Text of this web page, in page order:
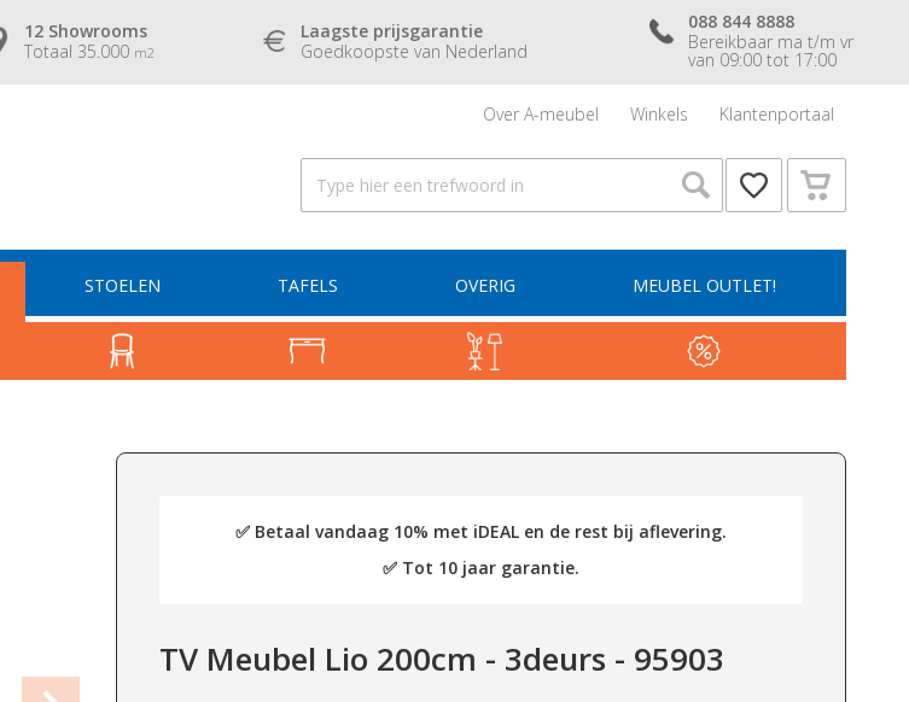
12 Showrooms
Totaal 35.000 m2
Laagste prijsgarantie
Goedkoopste van Nederland
088 844 8888
Bereikbaar ma t/m vr
van 09:00 tot 17:00
Over A-meubel Winkels Klantenportaal
STOELEN TAFELS OVERIG MEUBEL OUTLET!
✅ Betaal vandaag 10% met iDEAL en de rest bij aflevering.
✅ Tot 10 jaar garantie.
TV Meubel Lio 200cm - 3deurs - 95903